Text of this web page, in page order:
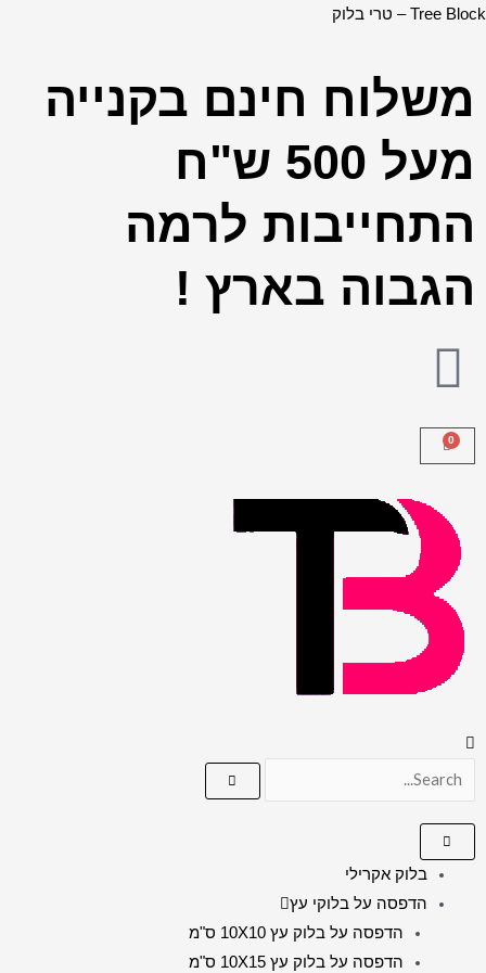
דילוג
Tree Block – טרי בלוק
משלוח חינם בקנייה
מעל 500 ש"ח
התחייבות לרמה
הגבוה בארץ !
בלוק אקרילי
הדפסה על בלוקי עץ
הדפסה על בלוק עץ 10X10 ס"מ
הדפסה על בלוק עץ 10X15 ס"מ
כמות
-
מעוצבת
ברכת
הבית
להדפסה
על